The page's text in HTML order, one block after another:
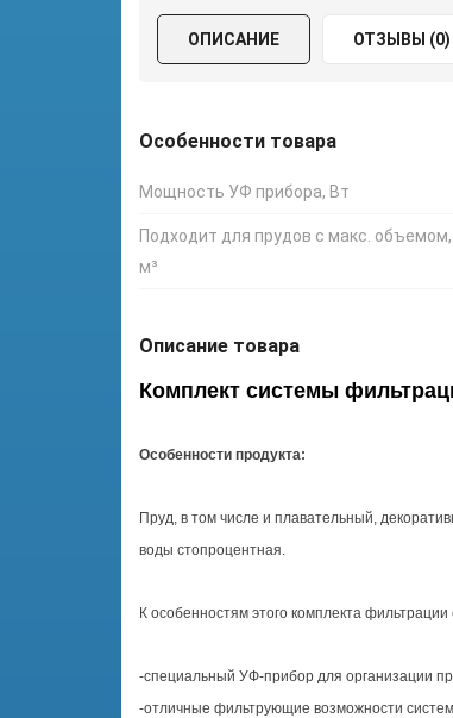
ОПИСАНИЕ ОТЗЫВЫ (0)
Особенности товара
Мощность УФ прибора, Вт
Подходит для прудов с макс. объемом,
м³
Описание товара
Комплект системы
Особенности продукта:
Пруд, в том числе и плавательный,
воды стопроцентная.
К особенностям этого комплекта фильтрации
-специальный УФ-прибор для организации
-отличные фильтрующие возможности